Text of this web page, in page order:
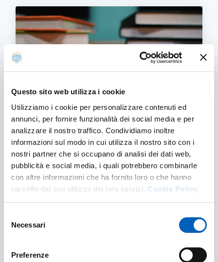
Questo sito web utilizza i cookie
Utilizziamo i cookie per personalizzare contenuti ed
annunci, per fornire funzionalità dei social media e per
analizzare il nostro traffico. Condividiamo inoltre
informazioni sul modo in cui utilizza il nostro sito con i
nostri partner che si occupano di analisi dei dati web,
pubblicità e social media, i quali potrebbero combinarle
con altre informazioni che ha fornito loro o che hanno
raccolto dal suo utilizzo dei loro servizi. Cookie Policy.
delNecessari
Preferenze
Corsi e singoli insegnamenti in lingua
inglese
Consulta i corsi in lingua inglese 26-27 offerti
dal nostro Ateneo: visita le pagine dedicate e
verifica le procedure di prevalutazione per gli
studenti extra-UE
CORSI E SINGOLI INSEGNAMENTI IN LINGUA